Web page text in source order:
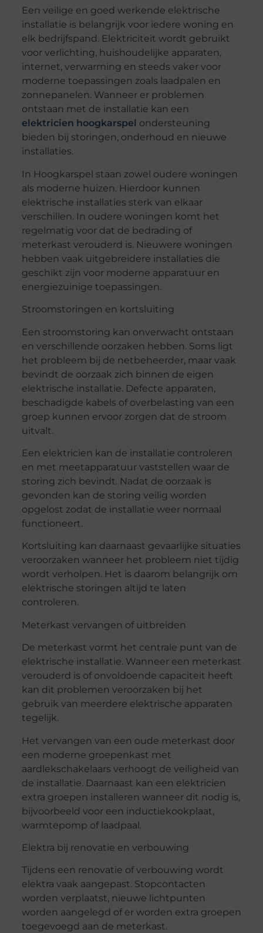
Een veilige en goed werkende elektrische
installatie is belangrijk voor iedere woning en
elk bedrijfspand. Elektriciteit wordt gebruikt
voor verlichting, huishoudelijke apparaten,
internet, verwarming en steeds vaker voor
moderne toepassingen zoals laadpalen en
zonnepanelen. Wanneer er problemen
ontstaan met de installatie kan een
elektricien hoogkarspel ondersteuning
bieden bij storingen, onderhoud en nieuwe
installaties.
In Hoogkarspel staan zowel oudere woningen
als moderne huizen. Hierdoor kunnen
elektrische installaties sterk van elkaar
verschillen. In oudere woningen komt het
regelmatig voor dat de bedrading of
meterkast verouderd is. Nieuwere woningen
hebben vaak uitgebreidere installaties die
geschikt zijn voor moderne apparatuur en
energiezuinige toepassingen.
Stroomstoringen en kortsluiting
Een stroomstoring kan onverwacht ontstaan
en verschillende oorzaken hebben. Soms ligt
het probleem bij de netbeheerder, maar vaak
bevindt de oorzaak zich binnen de eigen
elektrische installatie. Defecte apparaten,
beschadigde kabels of overbelasting van een
groep kunnen ervoor zorgen dat de stroom
uitvalt.
Een elektricien kan de installatie controleren
en met meetapparatuur vaststellen waar de
storing zich bevindt. Nadat de oorzaak is
gevonden kan de storing veilig worden
opgelost zodat de installatie weer normaal
functioneert.
Kortsluiting kan daarnaast gevaarlijke situaties
veroorzaken wanneer het probleem niet tijdig
wordt verholpen. Het is daarom belangrijk om
elektrische storingen altijd te laten
controleren.
Meterkast vervangen of uitbreiden
De meterkast vormt het centrale punt van de
elektrische installatie. Wanneer een meterkast
verouderd is of onvoldoende capaciteit heeft
kan dit problemen veroorzaken bij het
gebruik van meerdere elektrische apparaten
tegelijk.
Het vervangen van een oude meterkast door
een moderne groepenkast met
aardlekschakelaars verhoogt de veiligheid van
de installatie. Daarnaast kan een elektricien
extra groepen installeren wanneer dit nodig is,
bijvoorbeeld voor een inductiekookplaat,
warmtepomp of laadpaal.
Elektra bij renovatie en verbouwing
Tijdens een renovatie of verbouwing wordt
elektra vaak aangepast. Stopcontacten
worden verplaatst, nieuwe lichtpunten
worden aangelegd of er worden extra groepen
toegevoegd aan de meterkast.